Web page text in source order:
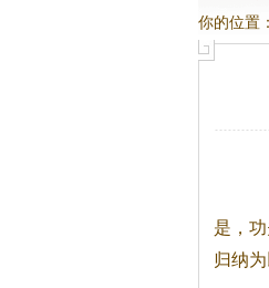
你的位置：
是，
归纳